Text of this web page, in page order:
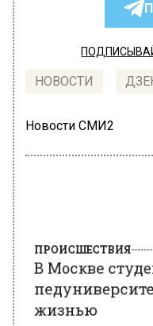
НОВОСТИ
Новости СМИ2
жизнью